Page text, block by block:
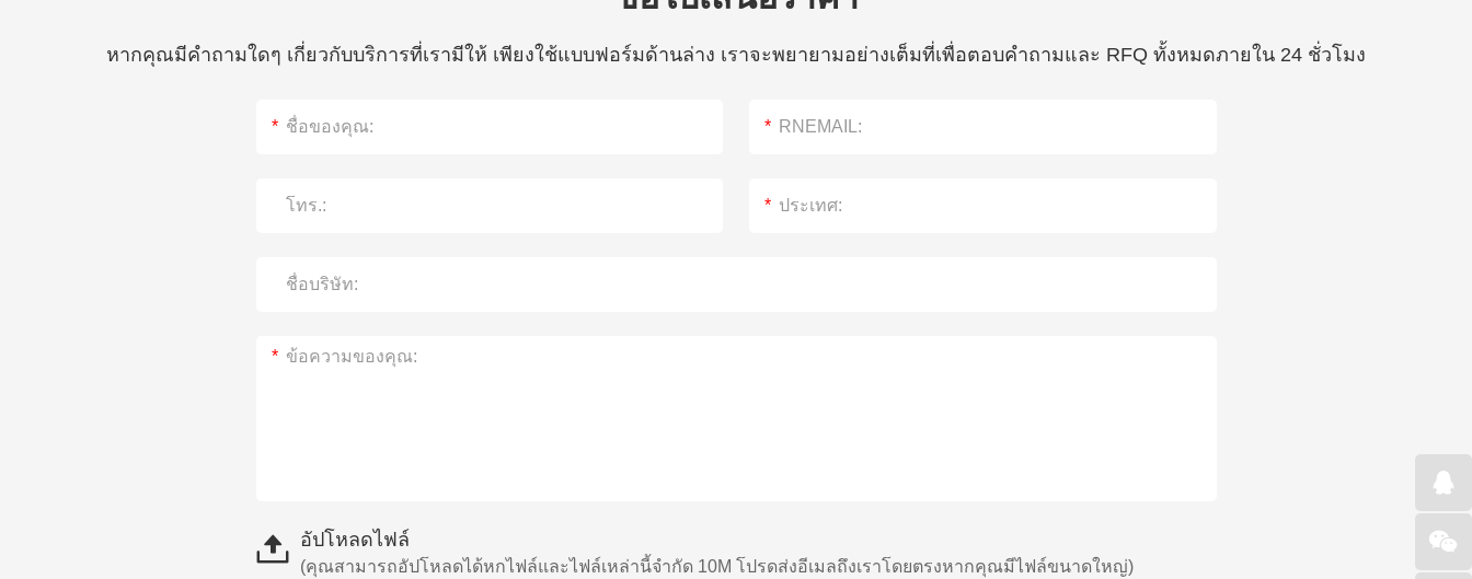
หากคุณมีคำถามใดๆ เกี่ยวกับบริการที่เรามีให้ เพียงใช้แบบฟอร์มด้านล่าง เราจะพยายามอย่างเต็มที่เพื่อตอบคำถามและ RFQ ทั้งหมดภายใน 24 ชั่วโมง
อัปโหลดไฟล์
(คุณสามารถอัปโหลดได้หกไฟล์และไฟล์เหล่านี้จำกัด 10M โปรดส่งอีเมลถึงเราโดยตรงหากคุณมีไฟล์ขนาดใหญ่)